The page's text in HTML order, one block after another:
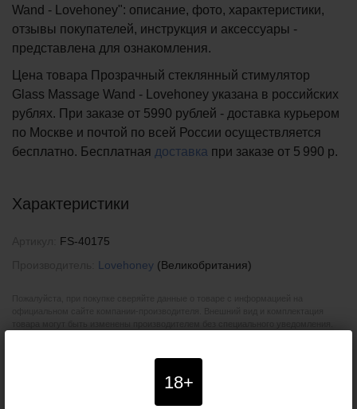
18+
Wand - Lovehoney": описание, фото, характеристики,
отзывы покупателей, инструкция и аксессуары -
представлена для ознакомления.
Цена товара Прозрачный стеклянный стимулятор
Glass Massage Wand - Lovehoney указана в российских
рублях. При заказе от 5990 рублей - доставка курьером
по Москве и почтой по всей России осуществляется
бесплатно. Бесплатная доставка при заказе от 5 990 р.
Характеристики
FS-40175
Lovehoney (Великобритания)
возврата товаров